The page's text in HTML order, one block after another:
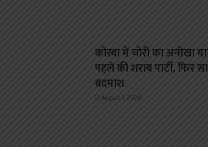
कोरबा में चोरी का अनोखा
पहले की शराब पार्टी, फिर
बदमाश
August 1, 2026